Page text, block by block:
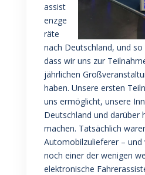
assist
enzge
räte
nach Deutschland, und
dass wir uns zur
jährlichen
haben. Unsere ersten
uns ermöglicht, unsere
Deutschland und darüber
machen. Tatsächlich
Automobilzulieferer –
noch einer der wenigen
elektronische